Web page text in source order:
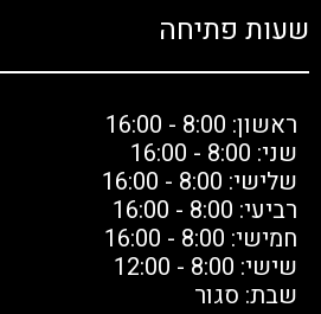
שעות פתיחה
ראשון: 8:00 - 16:00
שני: 8:00 - 16:00
שלישי: 8:00 - 16:00
רביעי: 8:00 - 16:00
חמישי: 8:00 - 16:00
שישי: 8:00 - 12:00
שבת: סגור